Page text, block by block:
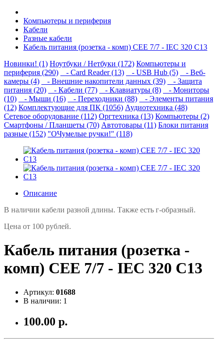
Компьютеры и периферия
Кабели
Разные кабели
Кабель питания (розетка - комп) CEE 7/7 - IEC 320 C13
Новинки! (1) Ноутбуки / Нетбуки (172) Компьютеры и
периферия (290)
- Card Reader (13) - USB Hub (5)
- Веб-
камеры (4)
- Внешние накопители данных (39)
- Защита
питания (20)
- Кабели (77) - Клавиатуры (8)
- Мониторы
(10)
- Мыши (16) - Переходники (88)
- Элементы питания
(12) Комплектующие для ПК (1056) Аудиотехника (48)
Сетевое оборудование (112) Оргтехника (13) Компьютеры (2)
Смартфоны / Планшеты (70) Автотовары (11) Блоки питания
разные (152) "ОЧумелые ручки!" (118)
Описание
В наличии кабели разной длины. Также есть г-образный.
Цена от 100 рублей.
Кабель питания (розетка -
комп) CEE 7/7 - IEC 320 C13
Артикул: 01688
В наличии: 1
100.00 р.